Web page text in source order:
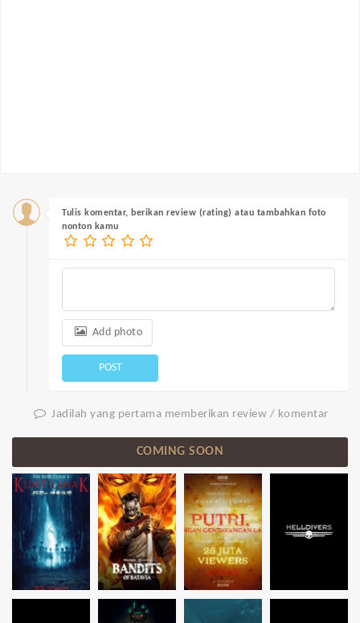
Tulis komentar, berikan review (rating) atau tambahkan foto
nonton kamu
Add photo
POST
Jadilah yang pertama memberikan review / komentar
COMING SOON